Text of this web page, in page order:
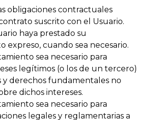
obligaciones contractuales
suscrito con el Usuario.
haya prestado su
expreso, cuando sea necesario.
sea necesario para
legítimos (o los de un tercero)
y derechos fundamentales no
dichos intereses.
sea necesario para
legales y reglamentarias a